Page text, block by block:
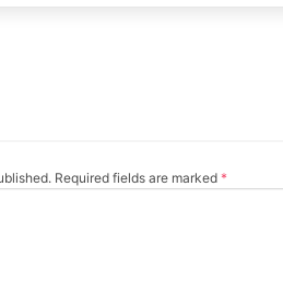
Required fields are marked *